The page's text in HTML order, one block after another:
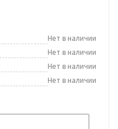
Нет в наличии
Нет в наличии
Нет в наличии
Нет в наличии